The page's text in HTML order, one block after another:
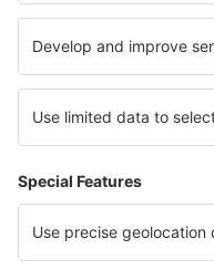
Ubytování v Alta-Snowbird
Ubytování in Niagara Falls